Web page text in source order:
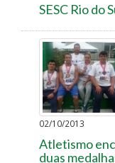
SESC Rio do
02/10/2013
Atletismo
duas